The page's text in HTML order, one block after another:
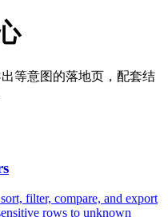
等意图的落地页，配套结
filter, compare, and export
rows to unknown